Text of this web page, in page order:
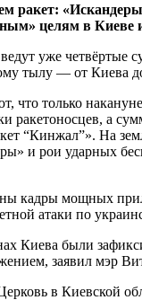
ракет:
целям в Киеве
уже четвёртые
тылу — от Киева
что только
ракетоносцев, а
“Кинжал”». На
и рои ударных
кадры мощных
атаки по
Киева были
заявил мэр
в Киевской